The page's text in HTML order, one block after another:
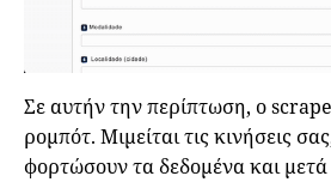
Σε αυτήν την περίπτωση, ο
ρομπότ. Μιμείται τις κινήσεις
φορτώσουν τα δεδομένα και μετά